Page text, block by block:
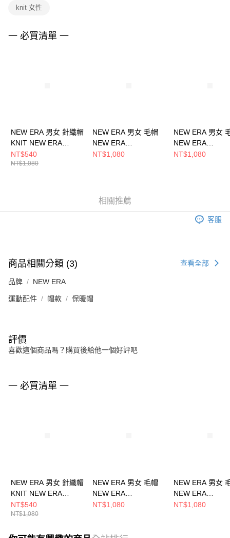
３．未成年的使用者請事先徵得法定代理人或監護人之同意方可使用
４．使用「AFTEE先享後付」時，將依據個別帳號之用戶狀況，依本公司即
knit 女性
一 必買清單 一
NEW ERA 男女 針織帽
KNIT NEW ERA
NE13774059
NT$540
NT$1,080
NEW ERA 男女 毛帽
NEW ERA
NE70534812
NT$1,080
NEW ERA 男女
NEW ERA
NE70788571
NT$1,080
相關推薦
客服
商品相關分類 (3) 查看全部
品牌 NEW ERA
運動配件 帽款 保暖帽
評價
喜歡這個商品嗎？購買後給他一個好評吧
一 必買清單 一
NEW ERA 男女 針織帽
KNIT NEW ERA
NE13774059
NT$540
NT$1,080
NEW ERA 男女 毛帽
NEW ERA
NE70534812
NT$1,080
NEW ERA 男女
NEW ERA
NE70788571
NT$1,080